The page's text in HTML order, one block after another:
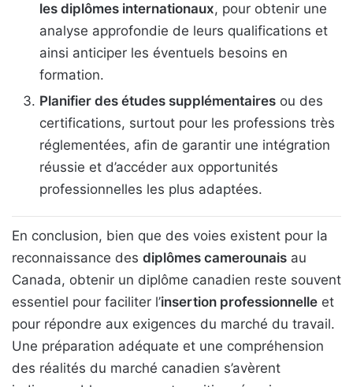
les diplômes internationaux, pour obtenir une
analyse approfondie de leurs qualifications et
ainsi anticiper les éventuels besoins en
formation.
Planifier des études supplémentaires ou des
certifications, surtout pour les professions très
réglementées, afin de garantir une intégration
réussie et d’accéder aux opportunités
professionnelles les plus adaptées.
En conclusion, bien que des voies existent pour la
reconnaissance des diplômes camerounais au
Canada, obtenir un diplôme canadien reste souvent
essentiel pour faciliter l’insertion professionnelle et
pour répondre aux exigences du marché du travail.
Une préparation adéquate et une compréhension
des réalités du marché canadien s’avèrent